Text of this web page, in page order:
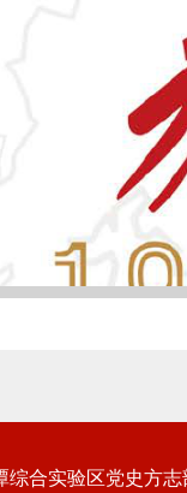
综合实验区党史方志